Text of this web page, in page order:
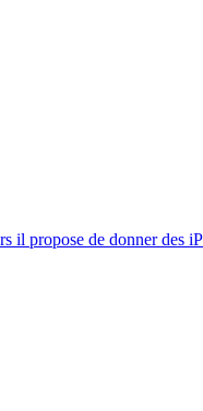
propose de donner des